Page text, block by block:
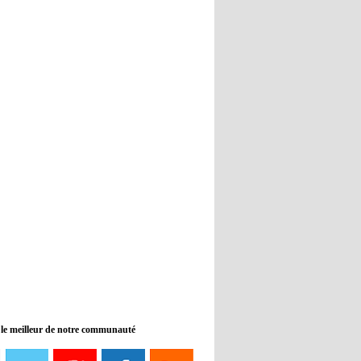
08:21 - 2022/11/08
Liverpool mis en vente par son
meilleur de notre communauté